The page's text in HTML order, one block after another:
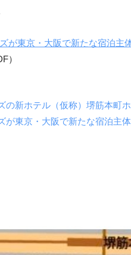
が東京・大阪で新たな宿泊主
）
の新ホテル（仮称）堺筋本町
が東京・大阪で新たな宿泊主